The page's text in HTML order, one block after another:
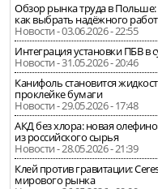
Обзор рынка труда в Польше:
как выбрать надёжного
Новости - 03.06.2026 - 22:55
Интеграция установки ПБВ
Новости - 31.05.2026 - 20:46
Канифоль становится
проклейке бумаги
Новости - 29.05.2026 - 17:48
АКД без хлора: новая
из российского сырья
Новости - 28.05.2026 - 21:39
Клей против гравитации:
мирового рынка